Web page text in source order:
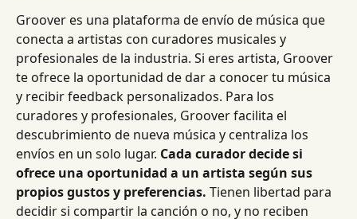
Groover es una plataforma de envío de música que
conecta a artistas con curadores musicales y
profesionales de la industria. Si eres artista, Groover
te ofrece la oportunidad de dar a conocer tu música
y recibir feedback personalizados. Para los
curadores y profesionales, Groover facilita el
descubrimiento de nueva música y centraliza los
envíos en un solo lugar. Cada curador decide si
ofrece una oportunidad a un artista según sus
propios gustos y preferencias. Tienen libertad para
decidir si compartir la canción o no, y no reciben